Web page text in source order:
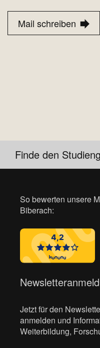
Mail schreiben
Finde den
So bewerten unsere
Biberach:
Jetzt für den
anmelden und
Weiterbildung,